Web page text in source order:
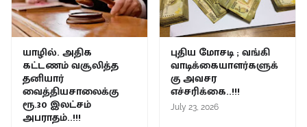
யாழில். அதிக
கட்டணம் வசூலித்த
தனியார்
வைத்தியசாலைக்கு
ரூ.30 இலட்சம்
அபராதம்..!!!
புதிய மோசடி ; வங்கி
வாடிக்கையாளர்களுக்
கு அவசர
எச்சரிக்கை..!!!
July 23, 2026